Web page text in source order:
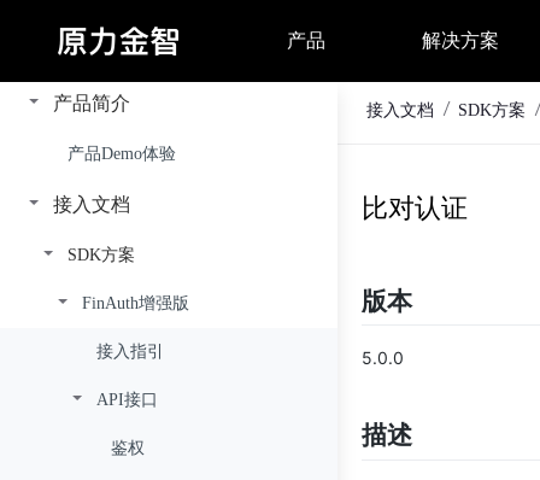
产品简介
产品Demo体验
接入文档
SDK方案
FinAuth增强版
接入指引
API接口
鉴权
接入文档 SDK方案
比对认证
版本
5.0.0
描述